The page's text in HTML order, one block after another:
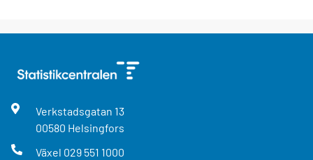
Verkstadsgatan 13
00580 Helsingfors
Växel 029 551 1000